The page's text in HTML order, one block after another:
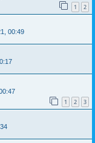
1 2
00:49
1 2 3